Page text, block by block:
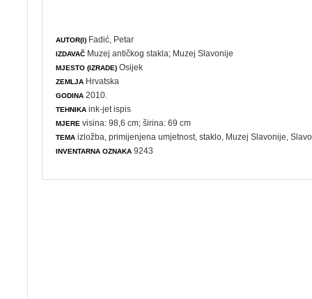
AUTOR(I) Fadić, Petar
IZDAVAČ Muzej antičkog stakla; Muzej Slavonije
MJESTO (IZRADE) Osijek
ZEMLJA Hrvatska
GODINA 2010.
TEHNIKA ink-jet ispis
MJERE visina: 98,6 cm; širina: 69 cm
TEMA izložba ,primijenjena umjetnost ,staklo , Muzej Slavonije,
INVENTARNA OZNAKA 9243